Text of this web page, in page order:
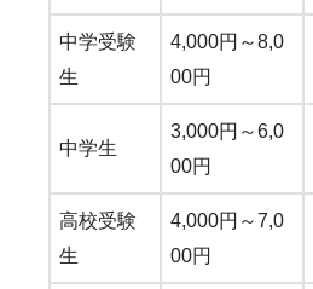
中学受験
生
4,000円～8,0
00円
中学生
3,000円～6,0
00円
高校受験
生
4,000円～7,0
00円